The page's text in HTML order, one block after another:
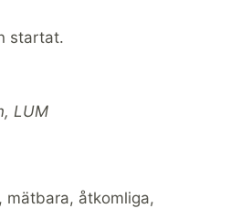
startat.
LUM
mätbara, åtkomliga,